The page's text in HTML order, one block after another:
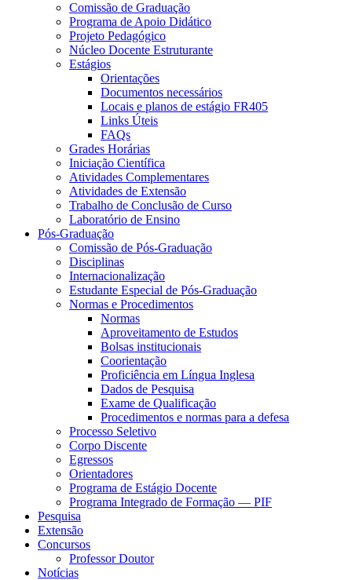
Comissão de Graduação
Programa de Apoio Didático
Projeto Pedagógico
Núcleo Docente Estruturante
Estágios
Orientações
Documentos necessários
Locais e planos de estágio FR405
Links Úteis
FAQs
Grades Horárias
Iniciação Científica
Atividades Complementares
Atividades de Extensão
Trabalho de Conclusão de Curso
Laboratório de Ensino
Pós-Graduação
Comissão de Pós-Graduação
Disciplinas
Internacionalização
Estudante Especial de Pós-Graduação
Normas e Procedimentos
Normas
Aproveitamento de Estudos
Bolsas institucionais
Coorientação
Proficiência em Língua Inglesa
Dados de Pesquisa
Exame de Qualificação
Procedimentos e normas para a defesa
Processo Seletivo
Corpo Discente
Egressos
Orientadores
Programa de Estágio Docente
Programa Integrado de Formação — PIF
Pesquisa
Extensão
Concursos
Professor Doutor
Notícias